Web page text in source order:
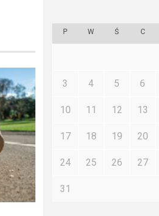
P W Ś C
3 4 5 6
10 11 12 13
17 18 19 20
24 25 26 27
31